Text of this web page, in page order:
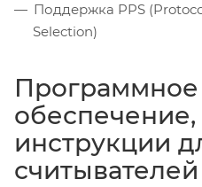
Поддержка PPS
Selection)
Программное
инструкции
считывателей